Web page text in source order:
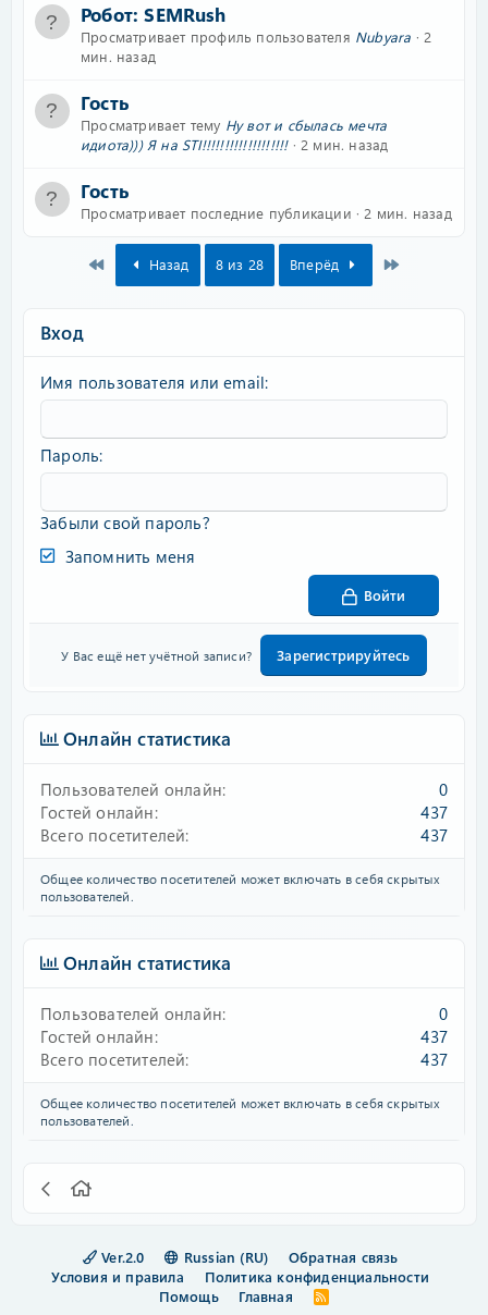
Робот:SEMRush
Просматривает профиль пользователя Nubyara
2
мин. назад
Гость
Просматривает тему Ну вот и сбылась мечта
идиота))) Я на STI!!!!!!!!!!!!!!!!!!!
2 мин. назад
Гость
Просматривает последние публикации 2 мин. назад
First Назад 8 из 28 Вперёд
Вход
Имя пользователя или email
Пароль
Забыли свой пароль?
Запомнить меня
Войти
У Вас ещё нет учётной записи? Зарегистрируйтесь
Онлайн статистика
Пользователей онлайн
0
Гостей онлайн
437
Всего посетителей
437
Общее количество посетителей может включать в себя скрытых
пользователей.
Онлайн статистика
Пользователей онлайн
0
Гостей онлайн
437
Всего посетителей
437
Общее количество посетителей может включать в себя скрытых
пользователей.
Ver.2.0 Russian (RU)
Обратная связь
Условия и правила
Политика конфиденциальности
Помощь
Главная
R